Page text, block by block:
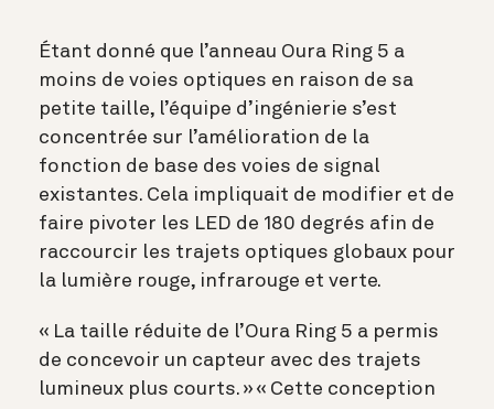
Étant donné que l’anneau Oura Ring 5 a
moins de voies optiques en raison de sa
petite taille, l’équipe d’ingénierie s’est
concentrée sur l’amélioration de la
fonction de base des voies de signal
existantes. Cela impliquait de modifier et de
faire pivoter les LED de 180 degrés afin de
raccourcir les trajets optiques globaux pour
la lumière rouge, infrarouge et verte.
« La taille réduite de l’Oura Ring 5 a permis
de concevoir un capteur avec des trajets
lumineux plus courts. » « Cette conception